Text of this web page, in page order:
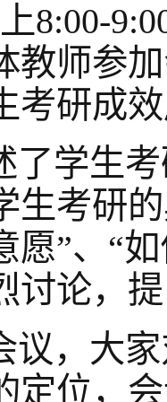
8:00-
教师参
考研成
了学生
生考研
愿”、“
讨论，
议，大
定位，